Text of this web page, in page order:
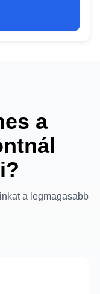
a
a legmagasabb